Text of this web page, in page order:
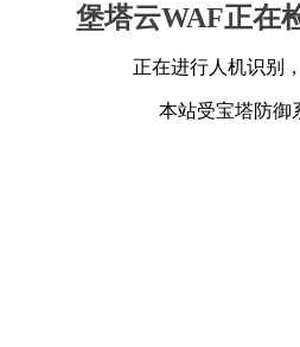
堡塔云WAF正在
正在进行人机识别
本站受宝塔防御